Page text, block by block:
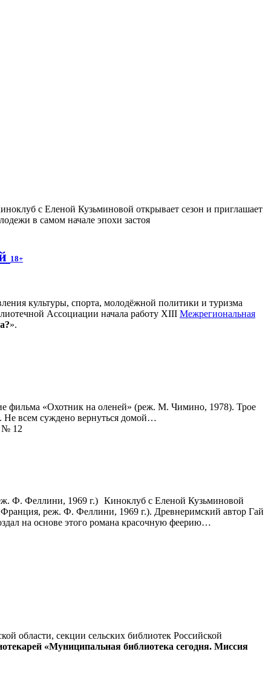
с Еленой Кузьминовой открывает сезон и приглашает
в самом начале эпохи застоя
18+
культуры, спорта, молодёжной политики и туризма
Ассоциации начала работу XIII Межрегиональная
».
фильма «Охотник на оленей» (реж. М. Чимино, 1978). Трое
Не всем суждено вернуться домой…
№ 12
Киноклуб с Еленой Кузьминовой
реж. Ф. Феллини, 1969 г.). Древнеримский автор Гай
на основе этого романа красочную феерию…
области, секции сельских библиотек Российской
«Муниципальная библиотека сегодня. Миссия